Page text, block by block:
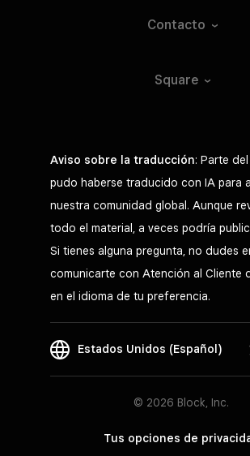
Contacto
Square
Aviso sobre la traducción: Parte
pudo haberse traducido con IA para
nuestra comunidad global. Aunque
todo el material, a veces podría
Si tienes alguna pregunta, no dudes
comunicarte con Atención al Cliente
en el idioma de tu preferencia.
Estados Unidos (Español)
© 2026 Block, Inc.
Tus opciones de